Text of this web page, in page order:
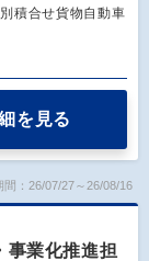
積合せ貨物自動車
を見る
間：26/07/27～26/08/16
事業化推進担